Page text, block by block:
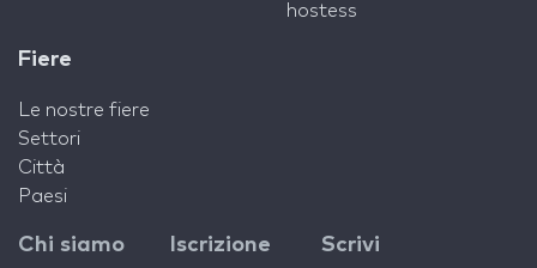
hostess
Fiere
Le nostre fiere
Settori
Città
Paesi
Chi siamo Iscrizione Scrivi